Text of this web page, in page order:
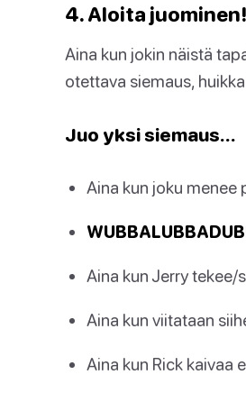
4. Aloita juominen!
Aina kun jokin näistä
otettava siemaus,
Juo yksi siemaus…
Aina kun joku menee
Aina kun Jerry
Aina kun viitataan
Aina kun Rick kaivaa